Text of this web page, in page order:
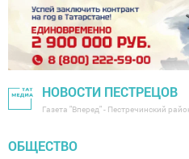
НОВОСТИ ПЕСТРЕЦОВ
Газета "Вперед" - Пестречинский
ОБЩЕСТВО